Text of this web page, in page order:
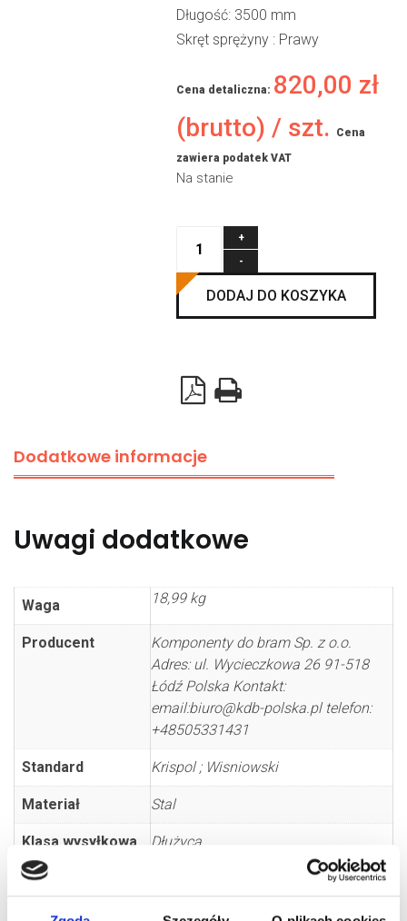
Długość: 3500 mm
Skręt sprężyny : Prawy
Cena detaliczna: 820,00 zł
(brutto) / szt.
Cena
zawiera podatek VAT
Na stanie
ocynkowana
DODAJ DO KOSZYKA
Dodatkowe informacje
Uwagi dodatkowe
Waga 18,99 kg
Producent
Komponenty do bram Sp. z o.o.
Adres: ul. Wycieczkowa 26 91-518
Łódź Polska Kontakt:
email:biuro@kdb-polska.pl telefon:
+48505331431
Standard Krispol ; Wisniowski
Materiał Stal
Klasa wysyłkowa Dłużyca